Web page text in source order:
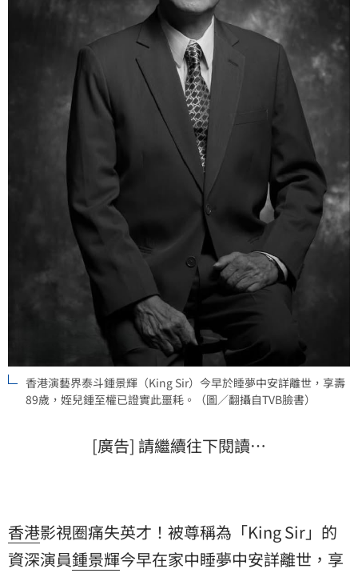
香港演藝界泰斗鍾景輝（King Sir）今早於睡夢中安詳離世，享壽
89歲，姪兒鍾至權已證實此噩耗。（圖／翻攝自TVB臉書）
[廣告] 請繼續往下閱讀…
香港影視圈痛失英才！被尊稱為「King Sir」的
資深演員鍾景輝今早在家中睡夢中安詳離世，享